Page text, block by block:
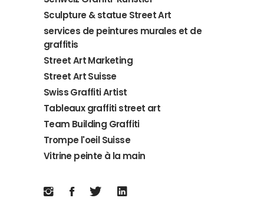
Sculpture & statue Street Art
services de peintures murales et de
graffitis
Street Art Marketing
Street Art Suisse
Swiss Graffiti Artist
Tableaux graffiti street art
Team Building Graffiti
Trompe l'oeil Suisse
Vitrine peinte à la main